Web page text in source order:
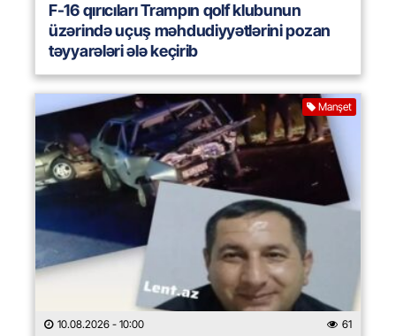
F-16 qırıcıları Trampın qolf klubunun
üzərində uçuş məhdudiyyətlərini pozan
təyyarələri ələ keçirib
Manşet
10.08.2026 - 10:00 61